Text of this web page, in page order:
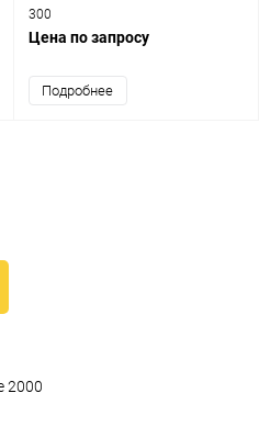
300
Цена по запросу
Подробнее
2000